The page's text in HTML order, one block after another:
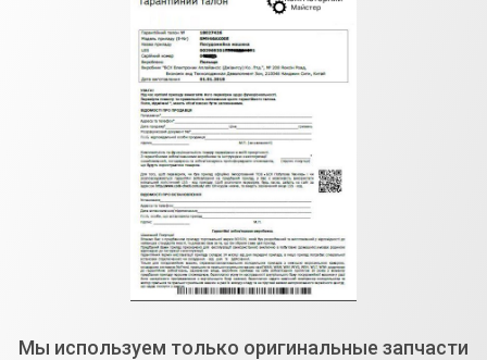
Мы используем только оригинальные запчасти